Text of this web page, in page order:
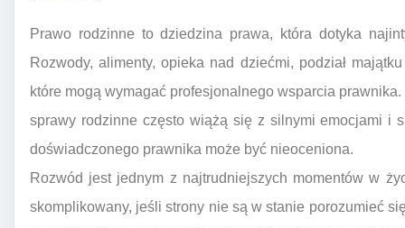
Prawo rodzinne to dziedzina prawa, która dotyka
Rozwody, alimenty, opieka nad dziećmi, podział
które mogą wymagać profesjonalnego wsparcia
sprawy rodzinne często wiążą się z silnymi emocjami i
doświadczonego prawnika może być nieoceniona.
Rozwód jest jednym z najtrudniejszych momentów w
skomplikowany, jeśli strony nie są w stanie porozumieć